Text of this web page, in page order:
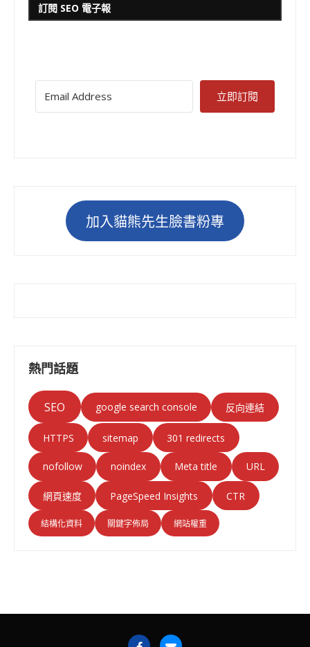
訂閱 SEO 電子報
立即訂閱
加入貓熊先生臉書粉專
熱門話題
SEO google search console 反向連結
HTTPS sitemap 301 redirects
nofollow noindex Meta title URL
網頁速度 PageSpeed Insights CTR
結構化資料 關鍵字佈局 網站權重